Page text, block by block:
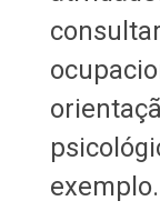
exemplo.